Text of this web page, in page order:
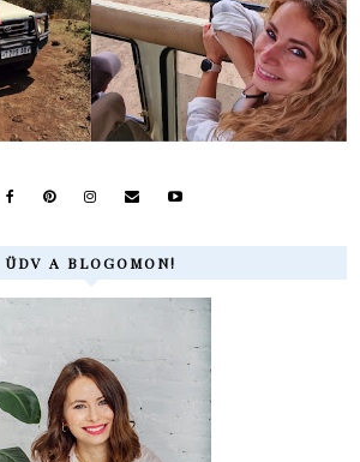
ÜDV A BLOGOMON!